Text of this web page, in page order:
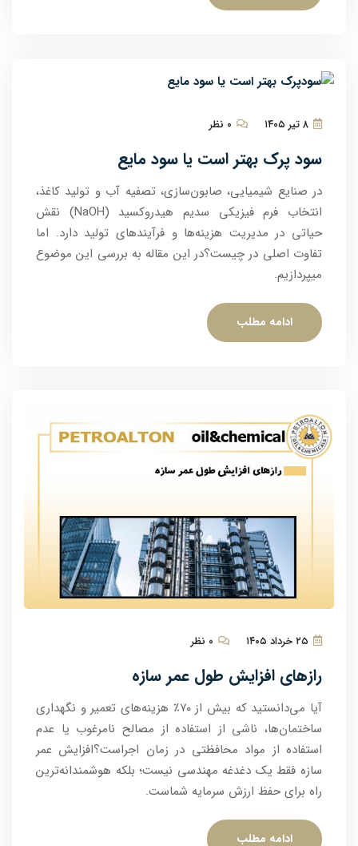
سود پرک بهتر است یا سود مایع
در صنایع شیمیایی، صابون‌سازی، تصفیه آب و تولید کاغذ،
انتخاب فرم فیزیکی سدیم هیدروکسید (NaOH) نقش
حیاتی در مدیریت هزینه‌ها و فرآیندهای تولید دارد. اما
تفاوت اصلی در چیست؟در این مقاله به بررسی این موضوع
میپردازیم.
ادامه مطلب
رازهای افزایش طول عمر سازه
آیا می‌دانستید که بیش از ۷۰٪ هزینه‌های تعمیر و نگهداری
ساختمان‌ها، ناشی از استفاده از مصالح نامرغوب یا عدم
استفاده از مواد محافظتی در زمان اجراست؟افزایش عمر
سازه فقط یک دغدغه مهندسی نیست؛ بلکه هوشمندانه‌ترین
راه برای حفظ ارزش سرمایه شماست.
ادامه مطلب